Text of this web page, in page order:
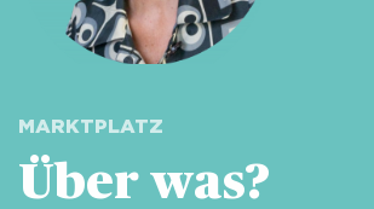
MARKTPLATZ
Über was?